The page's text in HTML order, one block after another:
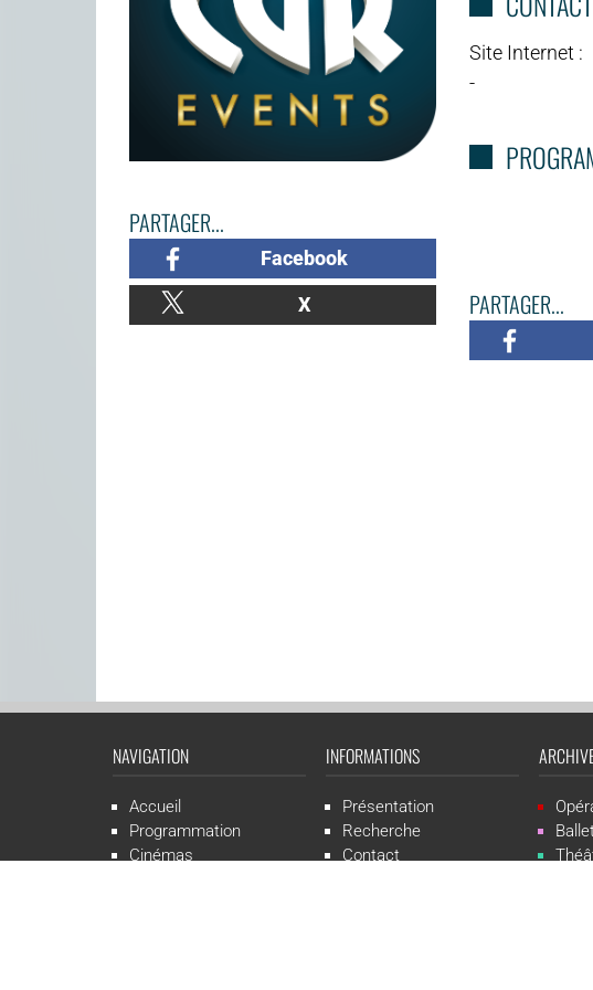
PARTAGER...
Facebook
X
Site Internet :
-
PARTAGER...
NAVIGATION
Accueil
Programmation
Cinémas
INFORMATIONS
Présentation
Recherche
Contact